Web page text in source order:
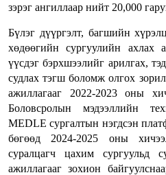
зэрэг ангиллаар нийт 20,000
Бүлэг дүүргэлт, багшийн
хөдөөгийн сургуулийн ахлах
үүсдэг бэрхшээлийг арилгах,
судлах тэгш боломж олгох
ажиллагааг 2022-2023 оны
Боловсролын мэдээллийн
MEDLE сургалтын нэгдсэн
бөгөөд 2024-2025 оны
суралцагч цахим сургуульд
ажиллагааг зохион